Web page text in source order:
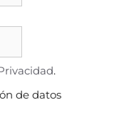
.
de datos